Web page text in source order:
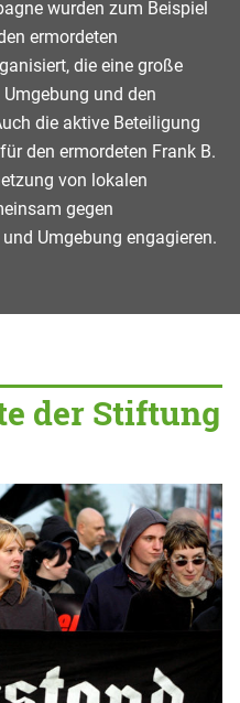
wurden zum Beispiel
ermordeten
die eine große
und den
die aktive Beteiligung
den ermordeten Frank B.
von lokalen
gegen
Umgebung engagieren.
der Stiftung